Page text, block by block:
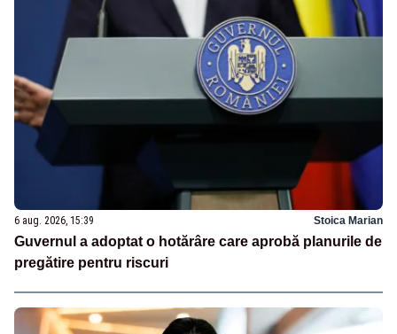
6 aug. 2026, 15:39 Stoica Marian
Guvernul a adoptat o hotărâre care aprobă planurile de
pregătire pentru riscuri